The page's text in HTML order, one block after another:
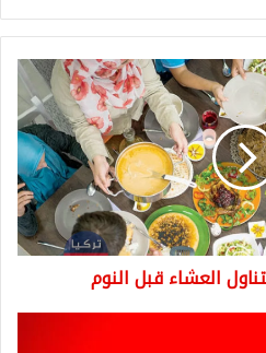
العشاء قبل النوم